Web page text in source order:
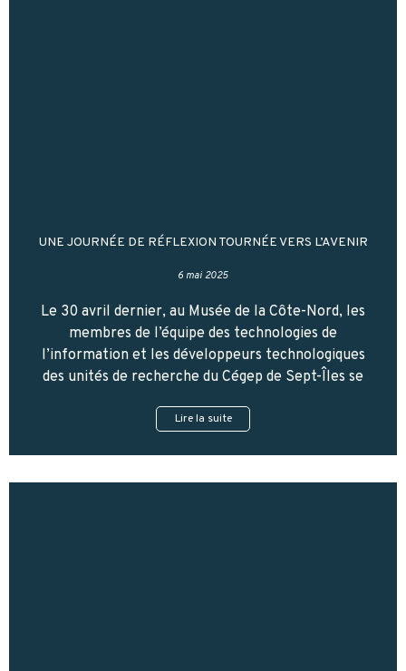
UNE JOURNÉE DE RÉFLEXION TOURNÉE VERS L’AVENIR
6 mai 2025
Le 30 avril dernier, au Musée de la Côte-Nord, les
membres de l’équipe des technologies de
l’information et les développeurs technologiques
des unités de recherche du Cégep de Sept-Îles se
Lire la suite